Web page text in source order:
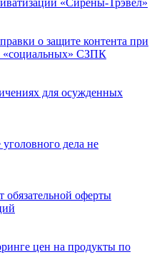
о защите контента при
«социальных» СЗПК
для осужденных
дела не
обязательной оферты
цен на продукты по